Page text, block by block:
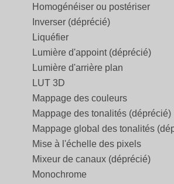
Homogénéiser ou postériser
Inverser (déprécié)
Liquéfier
Lumière d'appoint (déprécié)
Lumière d'arrière plan
LUT 3D
Mappage des couleurs
Mappage des tonalités (déprécié)
Mappage global des tonalités
Mise à l'échelle des pixels
Mixeur de canaux (déprécié)
Monochrome